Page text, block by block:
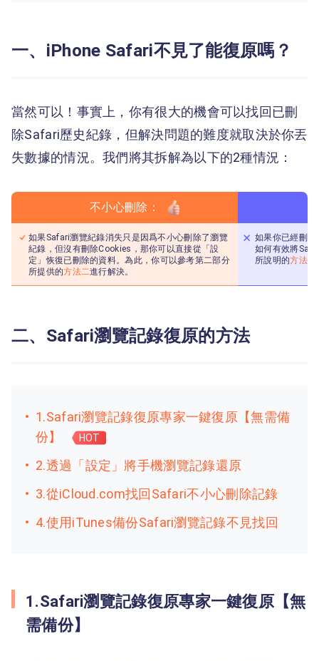
一、iPhone Safari不見了能復原嗎？
當然可以！事實上，你有很大的機會可以找回已刪
除Safari歷史紀錄，但解決問題的難度就取決於你丟
失數據的情況。我們將其拆解為以下的2種情況：
不小心刪除：
如果Safari瀏覽紀錄消失只是因爲不小心刪除了瀏覽
紀錄，但沒有刪除Cookies，那你可以直接從「設
定」恢復已刪除的資料。為此，你可以參考第二部分
所提供的方法二進行解決。
如果你已經刪
如何有效將
所說明的方法一
二、Safari瀏覽記錄復原的方法
1.Safari瀏覽記錄復原專家一鍵復原【無需備
份】
HOT
2.透過「設定」將手機瀏覽記錄還原
3.從iCloud.com找回Safari不小心刪除記錄
4.使用iTunes備份Safari瀏覽記錄不見找回
1.Safari瀏覽記錄復原專家一鍵復原【無
需備份】